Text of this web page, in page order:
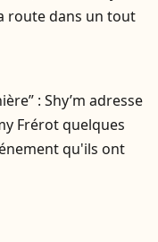
route dans un tout
: Shy’m adresse
Frérot quelques
qu'ils ont